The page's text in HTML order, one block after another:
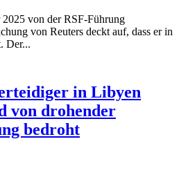
von der RSF-Führung
von Reuters deckt auf, dass er in
Der...
in Libyen
von drohender
bedroht